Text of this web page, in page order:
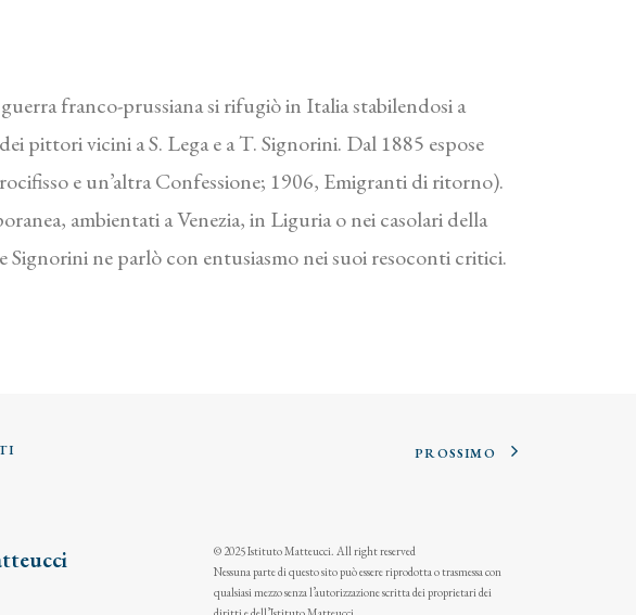
franco-prussiana si rifugiò in Italia stabilendosi a
pittori vicini a S. Lega e a T. Signorini. Dal 1885 espose
e un’altra Confessione; 1906, Emigranti di ritorno).
ambientati a Venezia, in Liguria o nei casolari della
ne parlò con entusiasmo nei suoi resoconti critici.
PROSSIMO
© 2025 Istituto Matteucci. All right reserved
Nessuna parte di questo sito può essere riprodotta o trasmessa con
qualsiasi mezzo senza l’autorizzazione scritta dei proprietari dei